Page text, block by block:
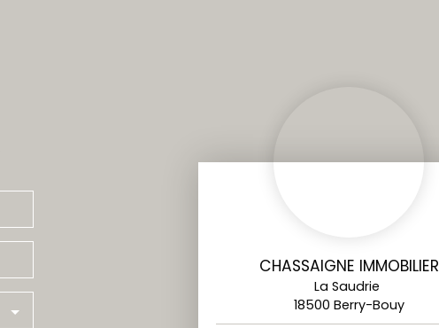
CHASSAIGNE IMMOBILIER
La Saudrie
18500 Berry-Bouy